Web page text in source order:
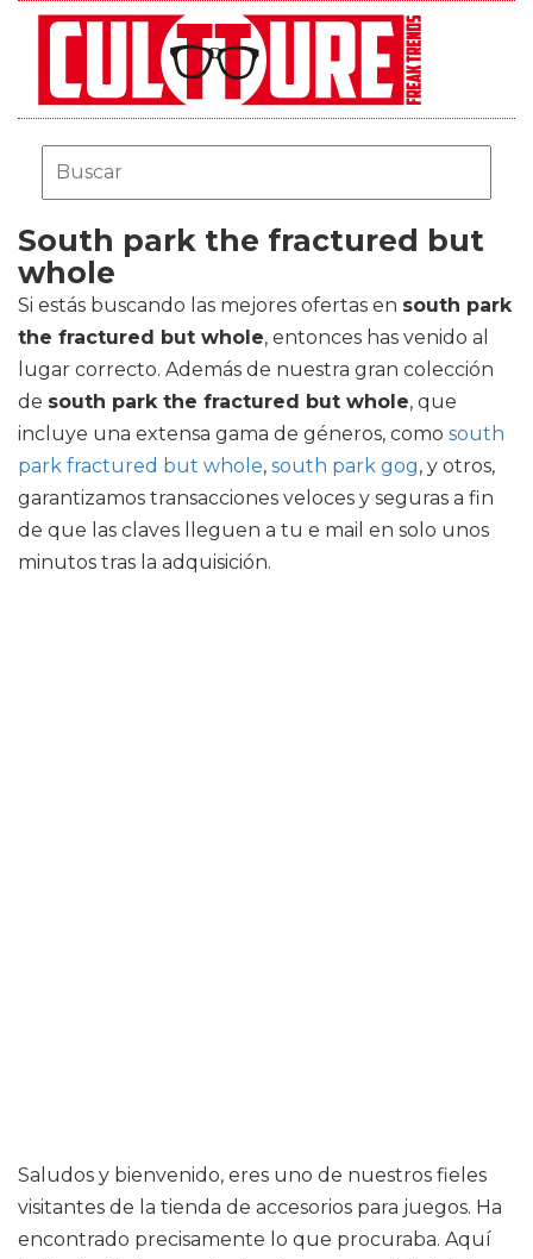
South park the fractured but
whole
Si estás buscando las mejores ofertas en south park
the fractured but whole, entonces has venido al
lugar correcto. Además de nuestra gran colección
de south park the fractured but whole, que
incluye una extensa gama de géneros, como south
park fractured but whole, south park gog, y otros,
garantizamos transacciones veloces y seguras a fin
de que las claves lleguen a tu e mail en solo unos
minutos tras la adquisición.
Saludos y bienvenido, eres uno de nuestros fieles
visitantes de la tienda de accesorios para juegos. Ha
encontrado precisamente lo que procuraba. Aquí